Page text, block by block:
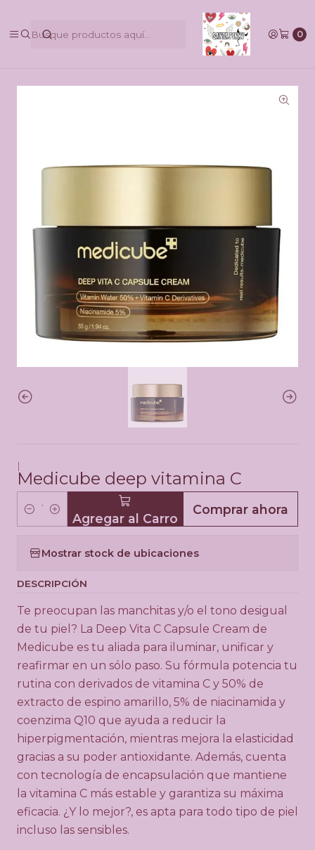
0
@pinkbycamilaruiztagle @camila_pinky_skull
Inicio Medicube deep vitamina C
|
Medicube deep vitamina C
i
d
a
d
Agregar al Carro
Comprar ahora
Mostrar stock de ubicaciones
DESCRIPCIÓN
Te preocupan las manchitas y/o el tono desigual
de tu piel? La Deep Vita C Capsule Cream de
Medicube es tu aliada para iluminar, unificar y
reafirmar en un sólo paso. Su fórmula potencia tu
rutina con derivados de vitamina C y 50% de
extracto de espino amarillo, 5% de niacinamida y
coenzima Q10 que ayuda a reducir la
hiperpigmentación, mientras mejora la elasticidad
gracias a su poder antioxidante. Además, cuenta
con tecnología de encapsulación que mantiene
la vitamina C más estable y garantiza su máxima
eficacia. ¿Y lo mejor?, es apta para todo tipo de piel
incluso las sensibles.